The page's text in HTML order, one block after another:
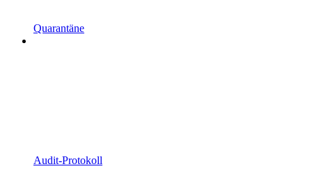
Quarantäne
Audit-Protokoll